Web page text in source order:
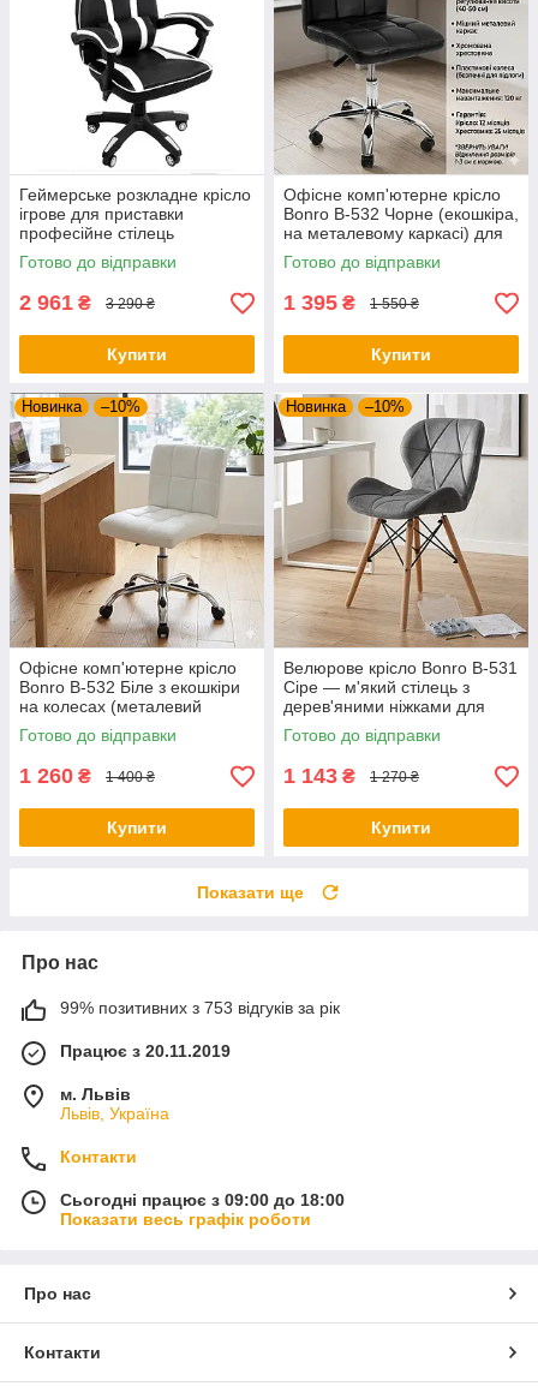
Геймерське розкладне крісло
ігрове для приставки
професійне стілець
комп'ютерний Bonro B 8 2 7
білий
Готово до відправки
2 961 ₴ 3 290 ₴
Купити
Офісне комп'ютерне крісло
Bonro B-532 Чорне (екошкіра,
на металевому каркасі) для
роботи та дому
Готово до відправки
1 395 ₴ 1 550 ₴
Купити
Новинка –10%
Офісне комп'ютерне крісло
Bonro B-532 Біле з екошкіри
на колесах (металевий
каркас, до 120 кг)
Готово до відправки
1 260 ₴ 1 400 ₴
Купити
Новинка –10%
Велюрове крісло Bonro B-531
Сіре — м'який стілець з
дерев'яними ніжками для
дому офісу та салону краси
Готово до відправки
1 143 ₴ 1 270 ₴
Купити
Показати ще
Про нас
99% позитивних з 753 відгуків за рік
Працює з 20.11.2019
м. Львів
Львів, Україна
Контакти
Сьогодні працює з 09:00 до 18:00
Показати весь графік роботи
Про нас
Контакти